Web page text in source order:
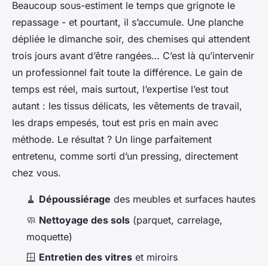
Beaucoup sous-estiment le temps que grignote le
repassage - et pourtant, il s’accumule. Une planche
dépliée le dimanche soir, des chemises qui attendent
trois jours avant d’être rangées… C’est là qu’intervenir
un professionnel fait toute la différence. Le gain de
temps est réel, mais surtout, l’expertise l’est tout
autant : les tissus délicats, les vêtements de travail,
les draps empesés, tout est pris en main avec
méthode. Le résultat ? Un linge parfaitement
entretenu, comme sorti d’un pressing, directement
chez vous.
🧹 Dépoussiérage des meubles et surfaces hautes
🧼 Nettoyage des sols (parquet, carrelage,
moquette)
🪟 Entretien des vitres et miroirs